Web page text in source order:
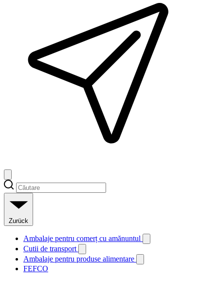
Zurück
Ambalaje pentru comerț cu amănuntul
Cutii de transport
Ambalaje pentru produse alimentare
FEFCO